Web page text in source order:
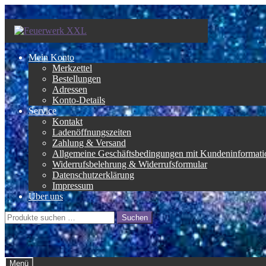
Zur
Navigation
springen
Zum
Inhalt
springen
Mein Konto
Merkzettel
Bestellungen
Adressen
Konto-Details
Service
Kontakt
Ladenöffnungszeiten
Zahlung & Versand
Allgemeine Geschäftsbedingungen mit
Widerrufsbelehrung & Widerrufsformular
Datenschutzerklärung
Impressum
Über uns
Suche
nach:
Suchen
Menü